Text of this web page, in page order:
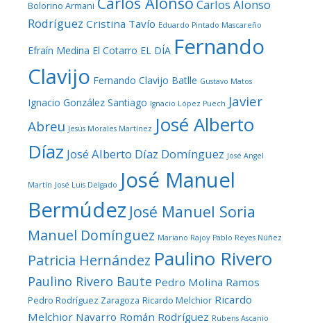
Bolorino Armani
Carlos Alonso
Rodríguez Cristina Tavío Eduardo Pintado Mascareño
Efraín Medina El Cotarro EL DÍA Fernando
Clavijo Fernando Clavijo Batlle Gustavo Matos
Ignacio González Santiago Ignacio López Puech Javier
Abreu Jesús Morales Martínez José Alberto
Díaz José Alberto Díaz Domínguez José Angel
Martín José Luis Delgado José Manuel
Bermúdez José Manuel Soria
Manuel Domínguez Mariano Rajoy Pablo Reyes Núñez
Patricia Hernández Paulino Rivero
Paulino Rivero Baute Pedro Molina Ramos
Pedro Rodríguez Zaragoza Ricardo Melchior Ricardo
Melchior Navarro Román Rodríguez Rubens Ascanio